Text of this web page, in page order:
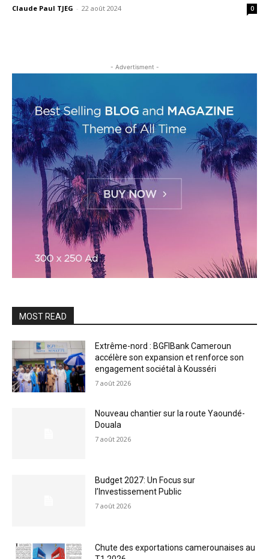
Claude Paul TJEG - 22 août 2024 0
- Advertisment -
MOST READ
Extrême-nord : BGFIBank Cameroun
accélère son expansion et renforce son
engagement sociétal à Kousséri
7 août 2026
Nouveau chantier sur la route Yaoundé-
Douala
7 août 2026
Budget 2027: Un Focus sur
l’Investissement Public
7 août 2026
Chute des exportations camerounaises au